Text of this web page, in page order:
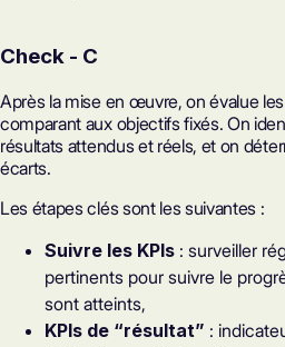
Check - C
Après la mise en œuvre, on évalue
comparant aux objectifs fixés. On
résultats attendus et réels, et on
écarts.
Les étapes clés sont les suivantes :
Suivre les KPIs : surveiller
pertinents pour suivre le
sont atteints,
KPIs de “résultat” :